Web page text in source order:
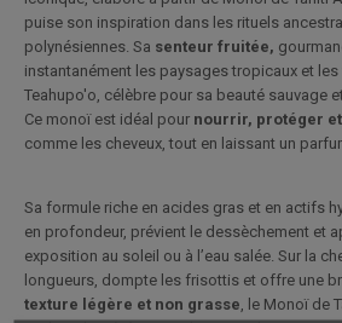
puise son inspiration dans les rituels
polynésiennes. Sa senteur fruitée,
instantanément les paysages tropicaux et
Teahupo'o, célèbre pour sa beauté sauvage
Ce monoï est idéal pour nourrir, protéger
comme les cheveux, tout en laissant un
Sa formule riche en acides gras et en actifs
en profondeur, prévient le dessèchement et
exposition au soleil ou à l’eau salée. Sur la
longueurs, dompte les frisottis et offre une
texture légère et non grasse , le Monoï de